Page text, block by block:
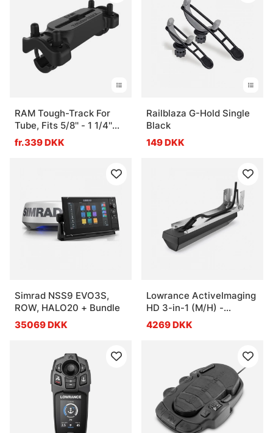
RAM Tough-Track For
Tube, Fits 5/8'' - 1 1/4''
Diameter Tubes
fr.339 DKK
Railblaza G-Hold Single
Black
149 DKK
Simrad NSS9 EVO3S,
ROW, HALO20 + Bundle
35069 DKK
Lowrance ActiveImaging
HD 3-in-1 (M/H) -
SideScan Fish Reveal
4269 DKK